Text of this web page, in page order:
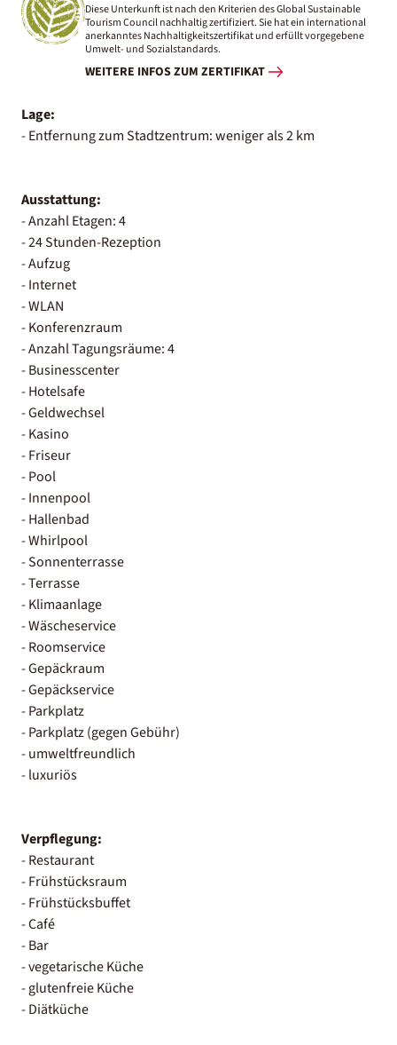
Diese Unterkunft ist nach den Kriterien des Global Sustainable
Tourism Council nachhaltig zertifiziert. Sie hat ein international
anerkanntes Nachhaltigkeitszertifikat und erfüllt vorgegebene
Umwelt- und Sozialstandards.
WEITERE INFOS ZUM ZERTIFIKAT
Lage:
- Entfernung zum Stadtzentrum: weniger als 2 km
Ausstattung:
- Anzahl Etagen: 4
- 24 Stunden-Rezeption
- Aufzug
- Internet
- WLAN
- Konferenzraum
- Anzahl Tagungsräume: 4
- Businesscenter
- Hotelsafe
- Geldwechsel
- Kasino
- Friseur
- Pool
- Innenpool
- Hallenbad
- Whirlpool
- Sonnenterrasse
- Terrasse
- Klimaanlage
- Wäscheservice
- Roomservice
- Gepäckraum
- Gepäckservice
- Parkplatz
- Parkplatz (gegen Gebühr)
- umweltfreundlich
- luxuriös
Verpflegung:
- Restaurant
- Frühstücksraum
- Frühstücksbuffet
- Café
- Bar
- vegetarische Küche
- glutenfreie Küche
- Diätküche